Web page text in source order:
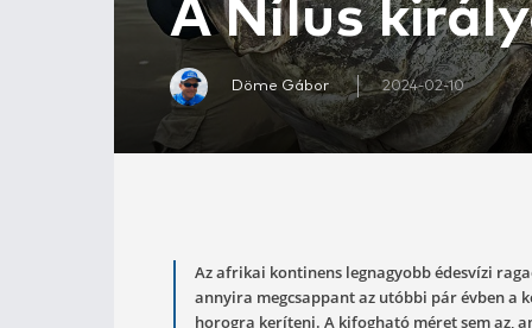
Döme Gábor